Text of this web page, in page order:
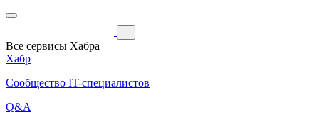
Все сервисы Хабра
Хабр
Сообщество IT-специалистов
Q&A